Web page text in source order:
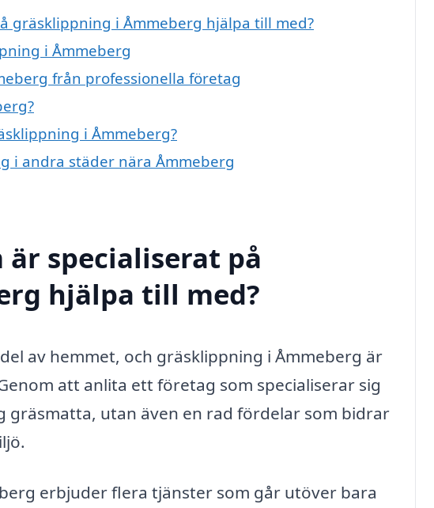
gräsklippning i Åmmeberg hjälpa till med?
i Åmmeberg
från professionella företag
i Åmmeberg?
i andra städer nära Åmmeberg
specialiserat på
hjälpa till med?
av hemmet, och gräsklippning i Åmmeberg är
att anlita ett företag som specialiserar sig
gräsmatta, utan även en rad fördelar som bidrar
erbjuder flera tjänster som går utöver bara